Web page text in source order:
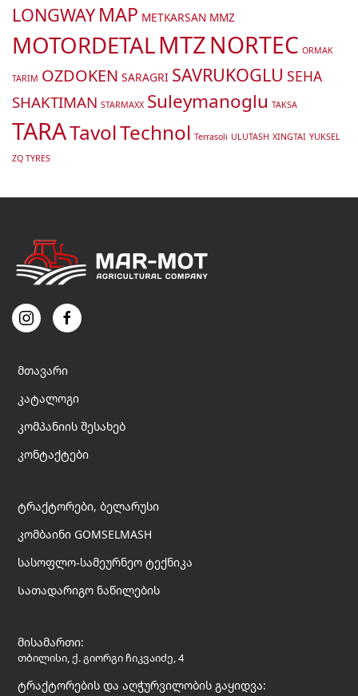
LONGWAY MAP METKARSAN MMZ
MOTORDETALMTZNORTEC ORMAK
TARIM OZDOKEN SARAGRI SAVRUKOGLU SEHA
SHAKTIMAN STARMAXX Suleymanoglu TAKSA
TARATavolTechnol Terrasoli ULUTASH XINGTAI YUKSEL
ZQ TYRES
მთავარი
კატალოგი
კომპანიის შესახებ
კონტაქტები
ტრაქტორები, ბელარუსი
კომბაინი GOMSELMASH
სასოფლო-სამეურნეო ტექნიკა
Სათადარიგო ნაწილების
მისამართი:
თბილისი, ქ. გიორგი ჩიკვაიძე, 4
ტრაქტორების და აღჭურვილობის გაყიდვა: